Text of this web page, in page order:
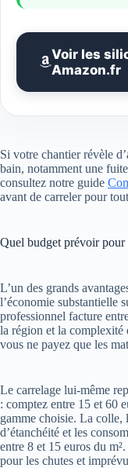
Voir les
Amazon.fr
Si votre chantier révèle
bain, notamment une
consultez notre guide
avant de carreler pour
Quel budget prévoir pour
L’un des grands
l’économie substantielle
professionnel facture
la région et la complexité
vous ne payez que les
Le carrelage lui-même
: comptez entre 15 et 60
gamme choisie. La colle,
d’étanchéité et les
entre 8 et 15 euros du
pour les chutes et